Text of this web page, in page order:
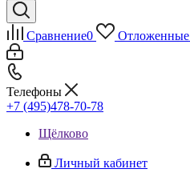
Сравнение0 Отложенные
Телефоны
+7 (495)478-70-78
Щёлково
Личный кабинет